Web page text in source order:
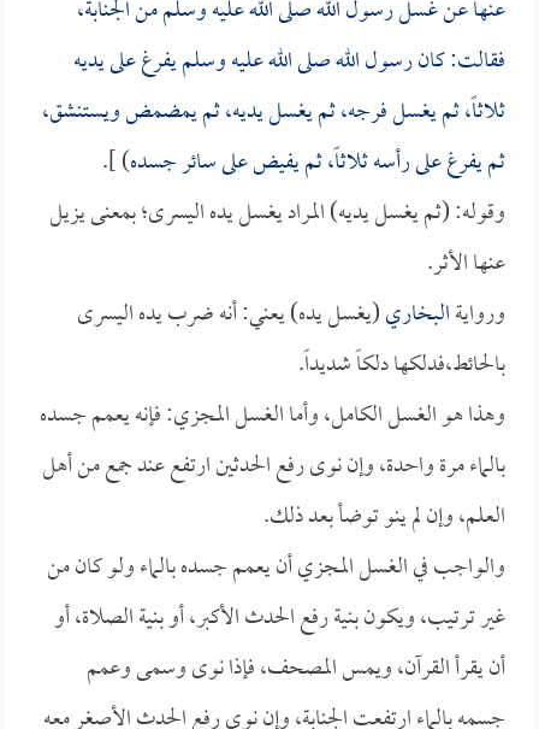
عنها عن غسل رسول الله صلى الله عليه وسلم من الجنابة،
فقالت: كان رسول الله صلى الله عليه وسلم يفرغ على يديه
ثلاثاً، ثم يغسل فرجه، ثم يغسل يديه، ثم يمضمض ويستنشق،
ثم يفرغ على رأسه ثلاثاً، ثم يفيض على سائر جسده) ].
وقوله: (ثم يغسل يديه) المراد يغسل يده اليسرى؛ بمعنى يزيل
عنها الأثر.
وروايةالبخاري(يغسل يده) يعني: أنه ضرب يده اليسرى
بالحائط،فدلكها دلكاً شديداً.
وهذا هو الغسل الكامل، وأما الغسل المجزي: فإنه يعمم جسده
بالماء مرة واحدة، وإن نوى رفع الحدثين ارتفع عند جمع من أهل
العلم، وإن لم ينو توضأ بعد ذلك.
والواجب في الغسل المجزي أن يعمم جسده بالماء ولو كان من
غير ترتيب، ويكون بنية رفع الحدث الأكبر، أو بنية الصلاة، أو
أن يقرأ القرآن، ويمس المصحف، فإذا نوى وسمى وعمم